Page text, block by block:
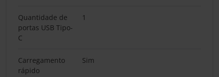
Quantidade de
portas USB Tipo-
C
1
Carregamento
rápido
Sim